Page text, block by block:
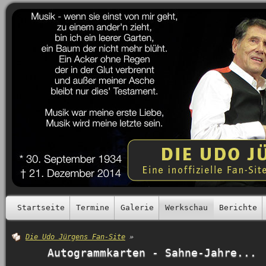
Startseite Termine Galerie Werkschau Berichte
Die Udo Jürgens Fan-Site »
Autogrammkarten - Sahne-Jahre...